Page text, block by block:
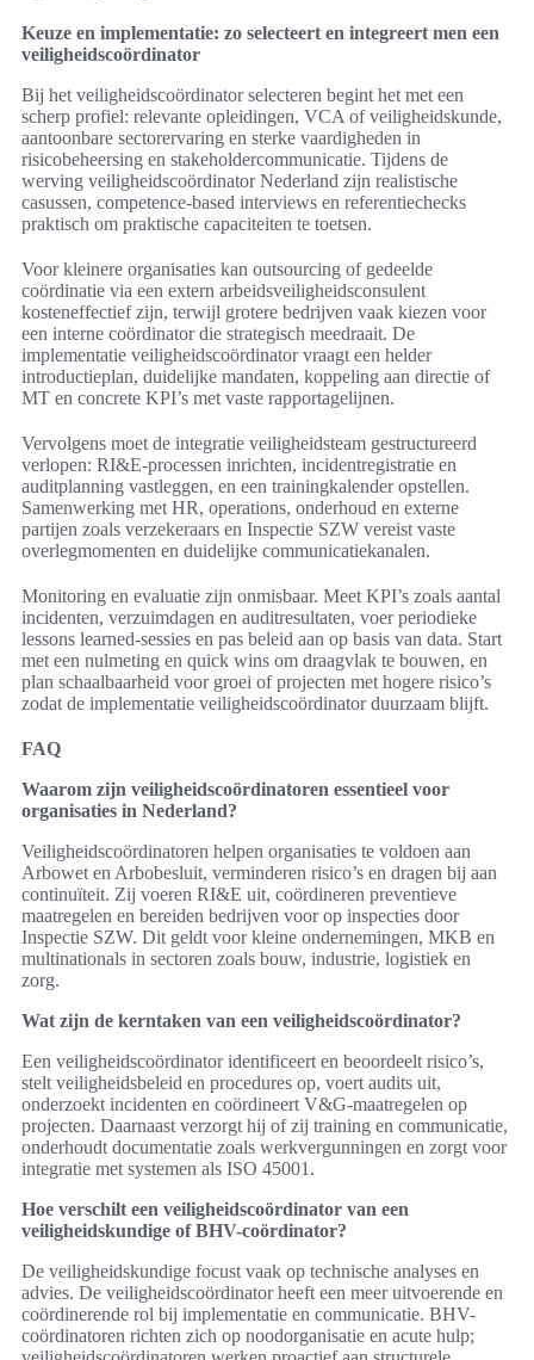
Keuze en implementatie: zo selecteert en integreert men een
veiligheidscoördinator
Bij het veiligheidscoördinator selecteren begint het met een
scherp profiel: relevante opleidingen, VCA of veiligheidskunde,
aantoonbare sectorervaring en sterke vaardigheden in
risicobeheersing en stakeholdercommunicatie. Tijdens de
werving veiligheidscoördinator Nederland zijn realistische
casussen, competence-based interviews en referentiechecks
praktisch om praktische capaciteiten te toetsen.
Voor kleinere organisaties kan outsourcing of gedeelde
coördinatie via een extern arbeidsveiligheidsconsulent
kosteneffectief zijn, terwijl grotere bedrijven vaak kiezen voor
een interne coördinator die strategisch meedraait. De
implementatie veiligheidscoördinator vraagt een helder
introductieplan, duidelijke mandaten, koppeling aan directie of
MT en concrete KPI’s met vaste rapportagelijnen.
Vervolgens moet de integratie veiligheidsteam gestructureerd
verlopen: RI&E-processen inrichten, incidentregistratie en
auditplanning vastleggen, en een trainingkalender opstellen.
Samenwerking met HR, operations, onderhoud en externe
partijen zoals verzekeraars en Inspectie SZW vereist vaste
overlegmomenten en duidelijke communicatiekanalen.
Monitoring en evaluatie zijn onmisbaar. Meet KPI’s zoals aantal
incidenten, verzuimdagen en auditresultaten, voer periodieke
lessons learned-sessies en pas beleid aan op basis van data. Start
met een nulmeting en quick wins om draagvlak te bouwen, en
plan schaalbaarheid voor groei of projecten met hogere risico’s
zodat de implementatie veiligheidscoördinator duurzaam blijft.
FAQ
Waarom zijn veiligheidscoördinatoren essentieel voor
organisaties in Nederland?
Veiligheidscoördinatoren helpen organisaties te voldoen aan
Arbowet en Arbobesluit, verminderen risico’s en dragen bij aan
continuïteit. Zij voeren RI&E uit, coördineren preventieve
maatregelen en bereiden bedrijven voor op inspecties door
Inspectie SZW. Dit geldt voor kleine ondernemingen, MKB en
multinationals in sectoren zoals bouw, industrie, logistiek en
zorg.
Wat zijn de kerntaken van een veiligheidscoördinator?
Een veiligheidscoördinator identificeert en beoordeelt risico’s,
stelt veiligheidsbeleid en procedures op, voert audits uit,
onderzoekt incidenten en coördineert V&G-maatregelen op
projecten. Daarnaast verzorgt hij of zij training en communicatie,
onderhoudt documentatie zoals werkvergunningen en zorgt voor
integratie met systemen als ISO 45001.
Hoe verschilt een veiligheidscoördinator van een
veiligheidskundige of BHV-coördinator?
De veiligheidskundige focust vaak op technische analyses en
advies. De veiligheidscoördinator heeft een meer uitvoerende en
coördinerende rol bij implementatie en communicatie. BHV-
coördinatoren richten zich op noodorganisatie en acute hulp;